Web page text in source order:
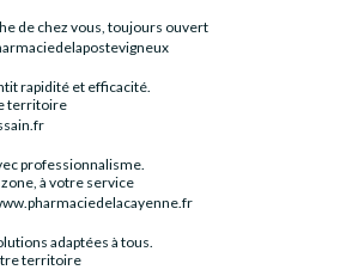
de chez vous, toujours ouvert
rapidité et efficacité.
territoire
professionnalisme.
à votre service
adaptées à tous.
territoire